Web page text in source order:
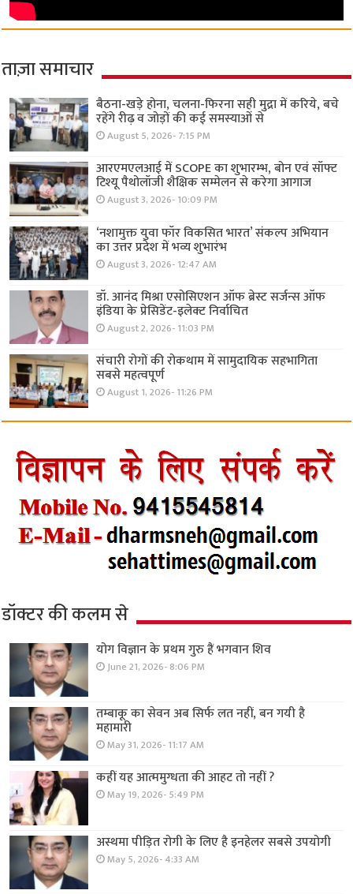
ताज़ा समाचार
बैठना-खड़े होना, चलना-फिरना सही मुद्रा में करिये, बचे
रहेंगे रीढ़ व जोड़ों की कई समस्याओं से
August 5, 2026- 7:15 PM
आरएमएलआई में SCOPE का शुभारम्भ, बोन एवं सॉफ्ट
टिश्यू पैथोलॉजी शैक्षिक सम्मेलन से करेगा आगाज
August 3, 2026- 10:09 PM
‘नशामुक्त युवा फॉर विकसित भारत’ संकल्प अभियान
का उत्तर प्रदेश में भव्य शुभारंभ
August 3, 2026- 12:47 AM
डॉ. आनंद मिश्रा एसोसिएशन ऑफ ब्रेस्ट सर्जन्स ऑफ
इंडिया के प्रेसिडेंट-इलेक्ट निर्वाचित
August 2, 2026- 11:03 PM
संचारी रोगों की रोकथाम में सामुदायिक सहभागिता
सबसे महत्वपूर्ण
August 1, 2026- 11:26 PM
डॉक्टर की कलम से
योग विज्ञान के प्रथम गुरु हैं भगवान शिव
June 21, 2026- 8:06 PM
तम्बाकू का सेवन अब सिर्फ लत नहीं, बन गयी है
महामारी
May 31, 2026- 11:17 AM
कहीं यह आत्ममुग्धता की आहट तो नहीं ?
May 19, 2026- 5:49 PM
अस्थमा पीड़ित रोगी के लिए है इनहेलर सबसे उपयोगी
May 5, 2026- 4:33 AM